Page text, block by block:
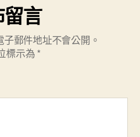
言
郵件地址不會公開。
標示為 *